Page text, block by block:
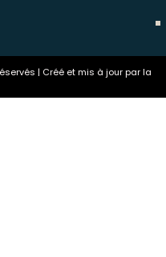
| Créé et mis à jour par la